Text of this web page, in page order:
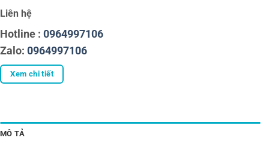
Liên hệ
Hotline : 0964997106
Zalo: 0964997106
Xem chi tiết
MÔ TẢ